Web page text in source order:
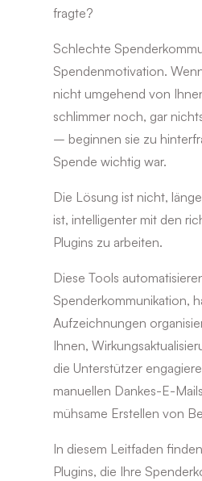
fragte?
Schlechte
Spendenmotivation.
nicht umgehend von
schlimmer noch, gar
– beginnen sie zu
Spende wichtig war.
Die Lösung ist nicht,
ist, intelligenter mit den
Plugins zu arbeiten.
Diese Tools
Spenderkommunikation,
Aufzeichnungen
Ihnen,
die Unterstützer
manuellen Dankes-E-
mühsame Erstellen von
In diesem Leitfaden
Plugins, die Ihre